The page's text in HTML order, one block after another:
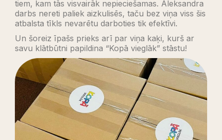
tiem, kam tās visvairāk nepieciešamas. Aleksandra
darbs nereti paliek aizkulisēs, taču bez viņa viss šis
atbalsta tīkls nevarētu darboties tik efektīvi.
Un šoreiz īpašs prieks arī par viņa kaķi, kurš ar
savu klātbūtni papildina “Kopā vieglāk” stāstu!